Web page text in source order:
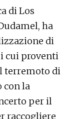
di Los
ha
di
cui proventi
terremoto di
con la
per il
raccogliere